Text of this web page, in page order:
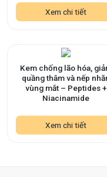
Xem chi tiết
Kem chống lão hóa,
quầng thâm và nếp
vùng mắt – Peptides +
Niacinamide
Xem chi tiết